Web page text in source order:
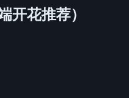
花推荐）